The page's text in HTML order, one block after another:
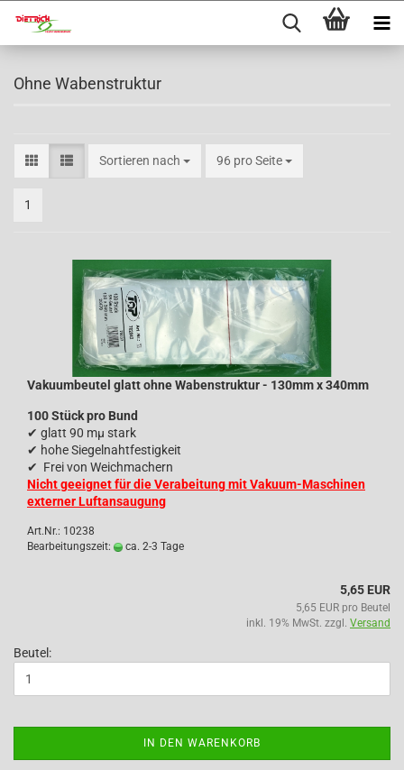
Ohne Wabenstruktur
Sortieren nach 96 pro Seite
1
Vakuumbeutel glatt ohne Wabenstruktur - 130mm x 340mm
100 Stück pro Bund
✔ glatt 90 mµ stark
✔ hohe Siegelnahtfestigkeit
✔ Frei von Weichmachern
Nicht geeignet für die Verabeitung mit Vakuum-Maschinen
externer Luftansaugung
Art.Nr.: 10238
Bearbeitungszeit:
ca. 2-3 Tage
5,65 EUR
5,65 EUR pro Beutel
inkl. 19% MwSt. zzgl. Versand
Beutel:
IN DEN WARENKORB